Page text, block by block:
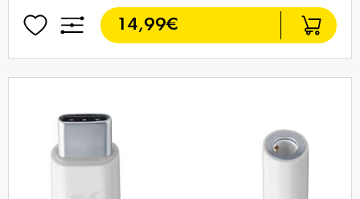
14,99€